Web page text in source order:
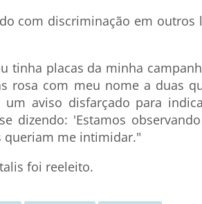
com discriminação em outros
tinha placas da minha
rosa com meu nome a duas
aviso disfarçado para
dizendo: 'Estamos
queriam me intimidar."
foi reeleito.